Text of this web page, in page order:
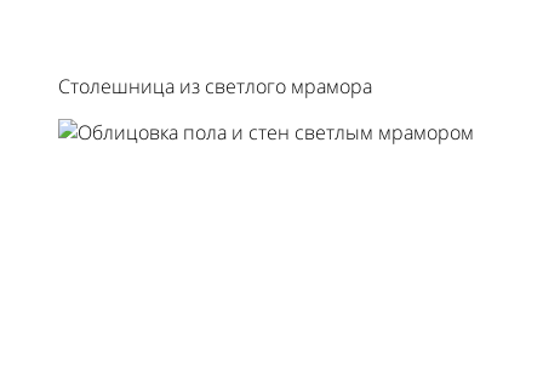
Столешница из светлого мрамора